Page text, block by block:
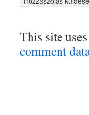
This site
comment